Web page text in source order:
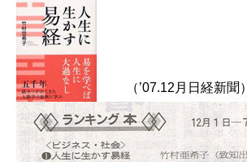
（’07.12月日経新聞）